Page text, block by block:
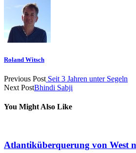
Roland Witsch
Previous Post Seit 3 Jahren unter Segeln
Next PostBhindi Sabji
You Might Also Like
Atlantiküberquerung von West